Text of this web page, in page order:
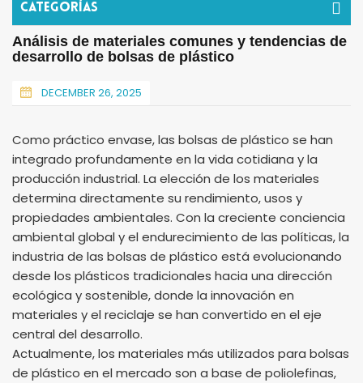
Categorías
Análisis de materiales comunes y tendencias de
desarrollo de bolsas de plástico
DECEMBER 26, 2025
Como práctico envase, las bolsas de plástico se han
integrado profundamente en la vida cotidiana y la
producción industrial. La elección de los materiales
determina directamente su rendimiento, usos y
propiedades ambientales. Con la creciente conciencia
ambiental global y el endurecimiento de las políticas, la
industria de las bolsas de plástico está evolucionando
desde los plásticos tradicionales hacia una dirección
ecológica y sostenible, donde la innovación en
materiales y el reciclaje se han convertido en el eje
central del desarrollo.
Actualmente, los materiales más utilizados para bolsas
de plástico en el mercado son a base de poliolefinas,